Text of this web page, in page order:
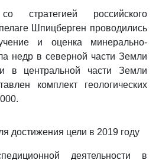
стратегией российского
Шпицберген проводились
и оценка минерально-
недр в северной части Земли
в центральной части Земли
комплект геологических
достижения цели в 2019 году
деятельности в